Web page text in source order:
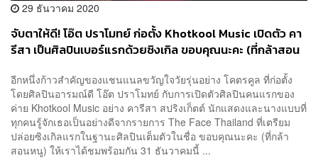
29 ธันวาคม 2020
จับตาให้ดี! โอ๊ต ปราโมทย์ ก่อตั้ง Khotkool Music เปิดตัว คา
รีสา เป็นศิลปินเบอร์แรกด้วยซิงเกิล ขอบคุณนะคะ (ที่กล้าสอน
อีกหนึ่งก้าวสำคัญของแชนแนลขวัญใจวัยรุ่นอย่าง โคตรคูล ที่ก่อตั้ง
โดยศิลปินอารมณ์ดี โอ๊ต ปราโมทย์ กับการเปิดตัวศิลปินคนแรกของ
ค่าย Khotkool Music อย่าง คารีสา สปริงเก็ตต์ นักแสดงและนางแบบที่
ทุกคนรู้จักเธอเป็นอย่างดีจากรายการ The Face Thailand ที่เตรียม
ปล่อยซิงเกิลแรกในฐานะศิลปินเต็มตัวในชื่อ ขอบคุณนะคะ (ที่กล้า
สอนหนู) ให้เราได้ชมพร้อมกัน 31 ธันวาคมนี้ ...